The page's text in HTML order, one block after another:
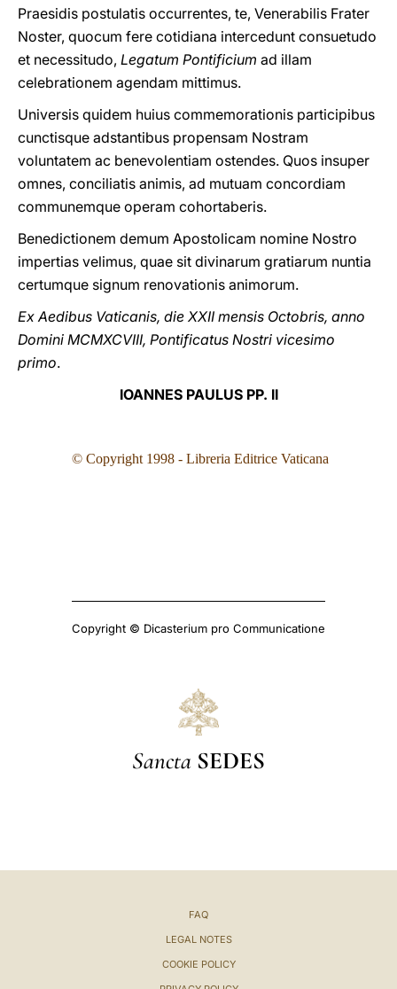
Praesidis postulatis occurrentes, te, Venerabilis Frater
Noster, quocum fere cotidiana intercedunt consuetudo
et necessitudo, Legatum Pontificium ad illam
celebrationem agendam mittimus.
Universis quidem huius commemorationis participibus
cunctisque adstantibus propensam Nostram
voluntatem ac benevolentiam ostendes. Quos insuper
omnes, conciliatis animis, ad mutuam concordiam
communemque operam cohortaberis.
Benedictionem demum Apostolicam nomine Nostro
impertias velimus, quae sit divinarum gratiarum nuntia
certumque signum renovationis animorum.
Ex Aedibus Vaticanis, die XXII mensis Octobris, anno
Domini MCMXCVIII, Pontificatus Nostri vicesimo
primo.
IOANNES PAULUS PP. II
© Copyright 1998 - Libreria Editrice Vaticana
Copyright © Dicasterium pro Communicatione
Sancta SEDES
FAQ
LEGAL NOTES
COOKIE POLICY